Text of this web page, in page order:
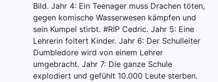
Bild. Jahr 4: Ein Teenager muss Drachen töten,
gegen komische Wasserwesen kämpfen und
sein Kumpel stirbt. #RIP Cedric. Jahr 5: Eine
Lehrerin foltert Kinder. Jahr 6: Der Schulleiter
Dumbledore wird von einem Lehrer
umgebracht. Jahr 7: Die ganze Schule
explodiert und gefühlt 10.000 Leute sterben.